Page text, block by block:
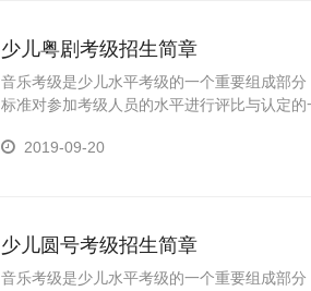
少儿粤剧考级招生简章
音乐考级是少儿水平考级的一个重要组成部
标准对参加考级人员的水平进行评比与认定
陶冶情操、树立自信，增强目标意识和竞争
2019-09-20
少儿圆号考级招生简章
音乐考级是少儿水平考级的一个重要组成部